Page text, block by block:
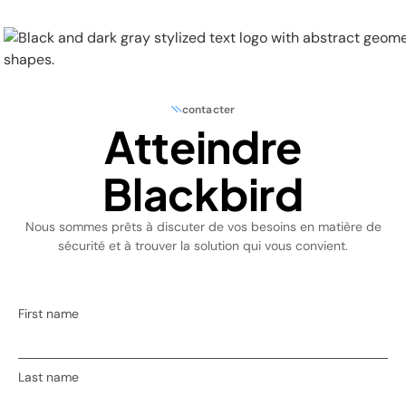
Physical Security
Security Systems
Locations
Careers
contacter
Atteindre
Blackbird
Nous sommes prêts à discuter de vos besoins en matière de
sécurité et à trouver la solution qui vous convient.
First name
Last name